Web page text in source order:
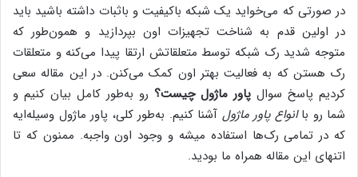
در صورتی که می‌خواید یک شبکه باکیفیت و باثبات داشته باشید باید
در اولین قدم به شناخت تجهیزات اون بپردازید و همون‌طور که
متوجه شدید رک شبکه توسط متعلقاتش ارتقا پیدا می‌کنه و متعلقات
رک هستن که به فعالیت بهتر اون کمک می‌کنن. در این مقاله سعی
کردیم پاسخ سوال پاور ماژول چیست؟ رو به‌طور کامل بیان کنیم و
شما رو باانواع پاور ماژول آشنا کنیم. به‌طور کلی، پاور ماژول وسیله‌ایه
که در تمامی رک‌ها استفاده میشه و وجود اون واجبه. ممنون که تا
اتنهای این مقاله همراه ما بودید.